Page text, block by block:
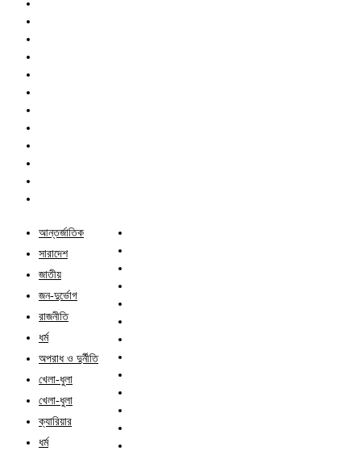
আন্তর্জাতিক
সারাদেশ
জাতীয়
জন-দুর্ভোগ
রাজনীতি
ধর্ম
অপরাধ ও দুর্নীতি
খেলা-ধুলা
খেলা-ধুলা
ক্যারিয়ার
ধর্ম